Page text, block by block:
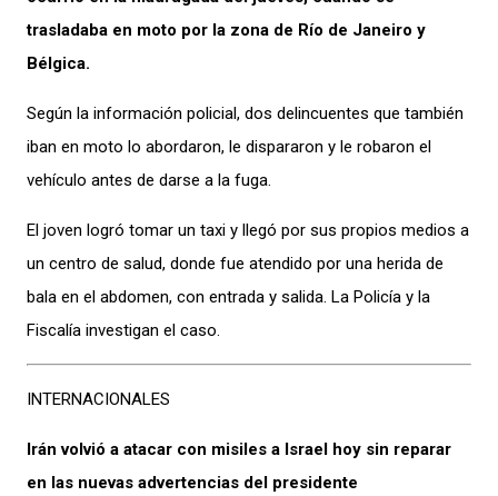
trasladaba en moto por la zona de Río de Janeiro y
Bélgica.
Según la información policial, dos delincuentes que también
iban en moto lo abordaron, le dispararon y le robaron el
vehículo antes de darse a la fuga.
El joven logró tomar un taxi y llegó por sus propios medios a
un centro de salud, donde fue atendido por una herida de
bala en el abdomen, con entrada y salida. La Policía y la
Fiscalía investigan el caso.
INTERNACIONALES
Irán volvió a atacar con misiles a Israel hoy sin reparar
en las nuevas advertencias del presidente